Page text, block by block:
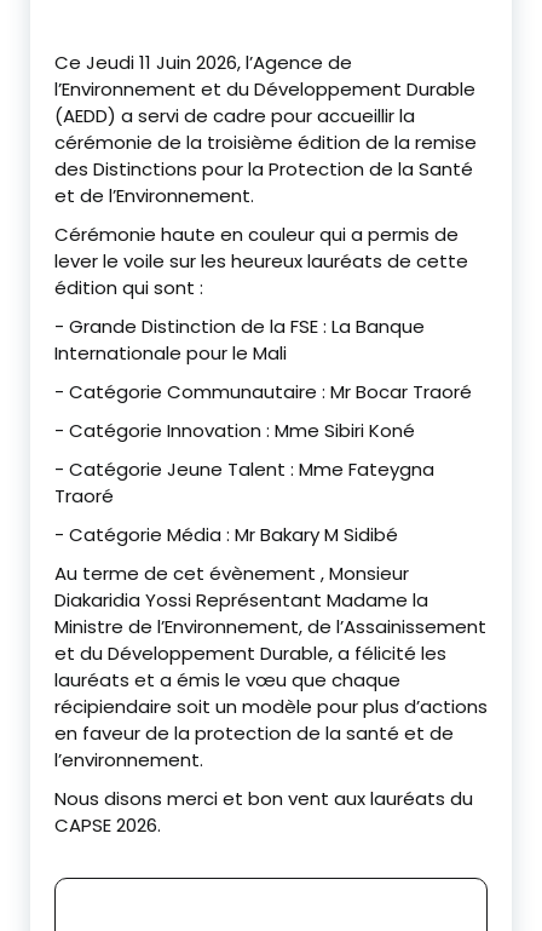
‎Ce Jeudi 11 Juin 2026, l’Agence de
l’Environnement et du Développement Durable
(AEDD) a servi de cadre pour accueillir la
cérémonie de la troisième édition de la remise
des Distinctions pour la Protection de la Santé
et de l’Environnement.
‎Cérémonie haute en couleur qui a permis de
lever le voile sur les heureux lauréats de cette
édition qui sont :
‎- Grande Distinction de la FSE : La Banque
Internationale pour le Mali
‎- Catégorie Communautaire : Mr Bocar Traoré
‎- Catégorie Innovation : Mme Sibiri Koné
‎- Catégorie Jeune Talent : Mme Fateygna
Traoré
‎- Catégorie Média : Mr Bakary M Sidibé
‎Au terme de cet évènement , Monsieur
Diakaridia Yossi Représentant Madame la
Ministre de l’Environnement, de l’Assainissement
et du Développement Durable, a félicité les
lauréats et a émis le vœu que chaque
récipiendaire soit un modèle pour plus d’actions
en faveur de la protection de la santé et de
l’environnement.
‎Nous disons merci et bon vent aux lauréats du
CAPSE 2026.